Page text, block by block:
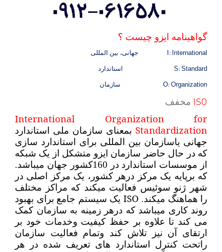
گواهینامه ایزو چیست ؟
I: International جهانی، بین المللی
S: Standard استاندارد
O: Organization سازمان
ISO مخفف
International Organization for
Standardization بمعنای سازمان ملی استاندارد
جهانی یاسازمان بین المللی برای استاندارد سازی
که در حال حاضر سازمان ایزو متشکل از یک شبکه
از موسسات استاندارد در 160کشور جهان میباشد.
که برپایه یک مرکز درهر کشور، یک مرکز اصلی در
شهر ژنو سوئیس فعالیت میکند که مراکز مختلف
را هماهنگ میکند. ISO یک سیستم جامع برای بهبود
روند کاری میباشد که درهر زمینه به سازمان کمک
می کند تا علاوه بر حفظ کیفیت وخدمات خود بر
ارتقای آن نیز تلاش کند وتمام فعالیت سازمان
راتحت کنترل استاندارد های تعریف شده در هر